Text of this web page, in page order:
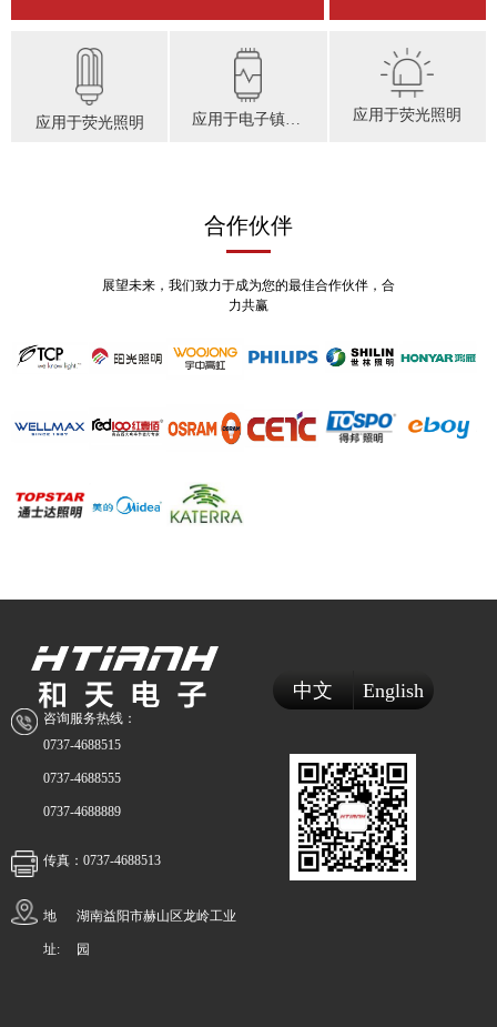
院、广东工业大学信息工程学院的产、学、研
应用于荧光照明 应用于荧光照明
合作伙伴
展望未来，我们致力于成为您的最佳合作伙伴，合
力共赢
中文 English
咨询服务热线：
0737-4688515
0737-4688555
0737-4688889
传真：0737-4688513
地
址:
湖南益阳市赫山区龙岭工业
园